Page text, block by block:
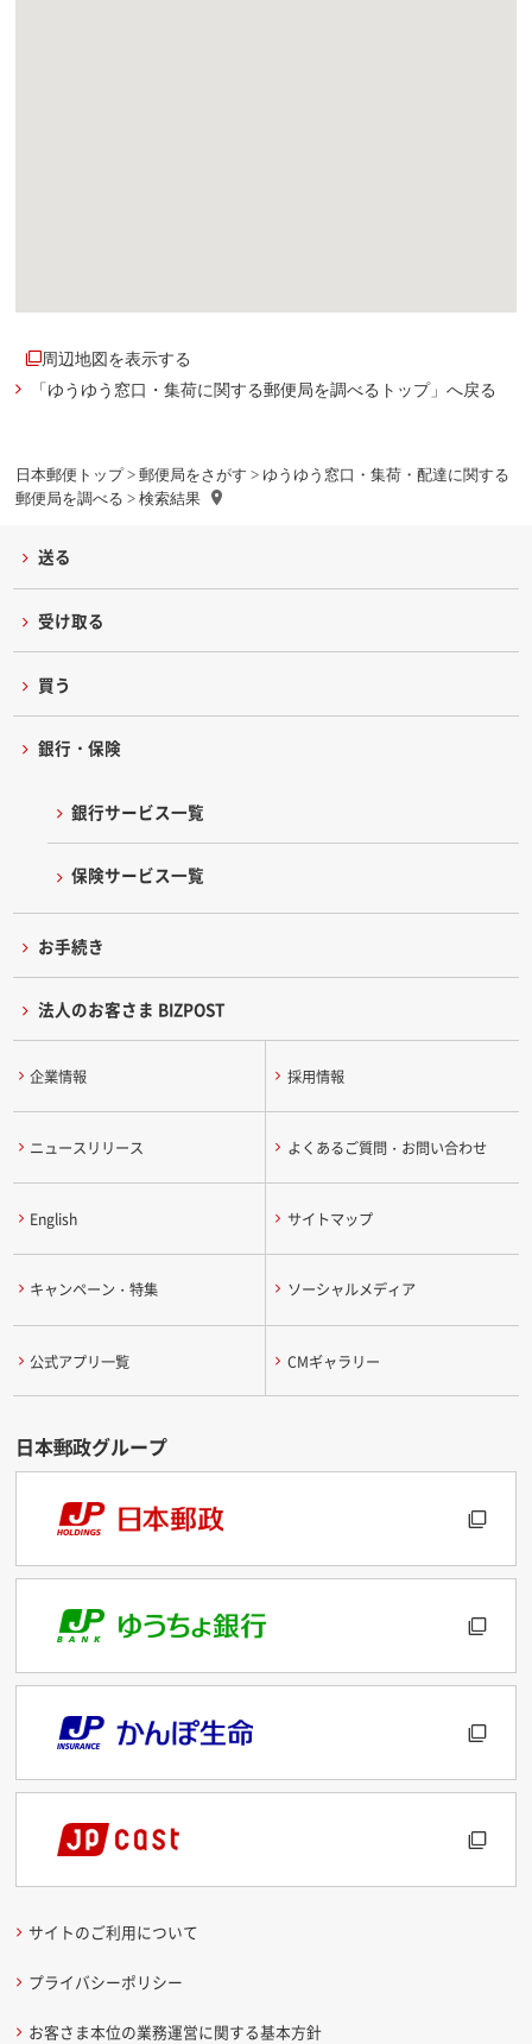
日本郵便トップ> 郵便局をさがす > ゆうゆう窓口・集荷・配達に関する
郵便局を調べる > 検索結果
周辺地図を表示する
「ゆうゆう窓口・集荷に関する郵便局を調べるトップ」へ戻る
送る
受け取る
買う
銀行・保険
銀行サービス一覧
保険サービス一覧
お手続き
法人のお客さま BIZPOST
企業情報 採用情報
ニュースリリース よくあるご質問・お問い合わせ
English サイトマップ
キャンペーン・特集 ソーシャルメディア
公式アプリ一覧 CMギャラリー
サイトのご利用について
プライバシーポリシー
お客さま本位の業務運営に関する基本方針